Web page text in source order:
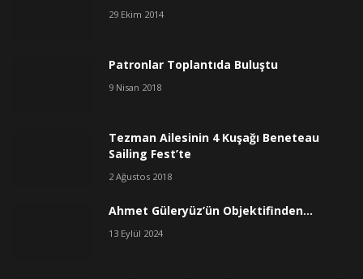
29 Ekim 2014
Patronlar Toplantıda Buluştu
9 Nisan 2018
Tezman Ailesinin 4 Kuşağı Beneteau
Sailing Fest’te
2 Ağustos 2018
Ahmet Güleryüz’ün Objektifinden…
13 Eylül 2024